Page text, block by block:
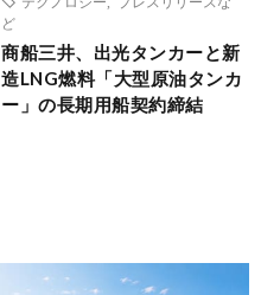
ど
商船三井、出光タンカーと新
造LNG燃料「大型原油タンカ
ー」の長期用船契約締結